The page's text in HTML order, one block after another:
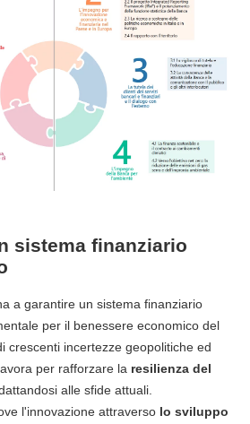
sistema finanziario
a garantire un sistema finanziario
per il benessere economico del
crescenti incertezze geopolitiche ed
per rafforzare la resilienza del
alle sfide attuali.
l'innovazione attraverso lo sviluppo